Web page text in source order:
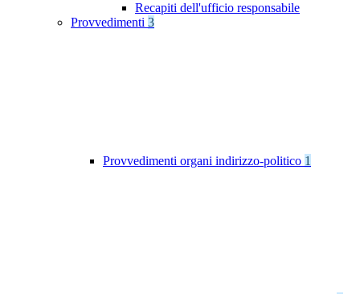
Recapiti dell'ufficio responsabile
Provvedimenti 3
Provvedimenti organi indirizzo-politico 1